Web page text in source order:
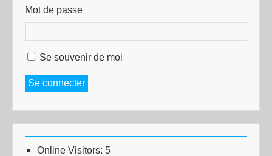
Mot de passe
Se souvenir de moi
Se connecter
Online Visitors: 5